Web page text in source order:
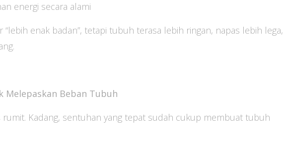
energi secara alami
“lebih enak badan”, tetapi tubuh terasa lebih ringan, napas lebih lega,
Melepaskan Beban Tubuh
rumit. Kadang, sentuhan yang tepat sudah cukup membuat tubuh